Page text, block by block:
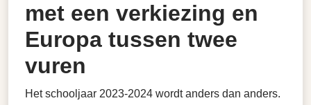
met een verkiezing en
Europa tussen twee
vuren
Het schooljaar 2023-2024 wordt anders dan anders.